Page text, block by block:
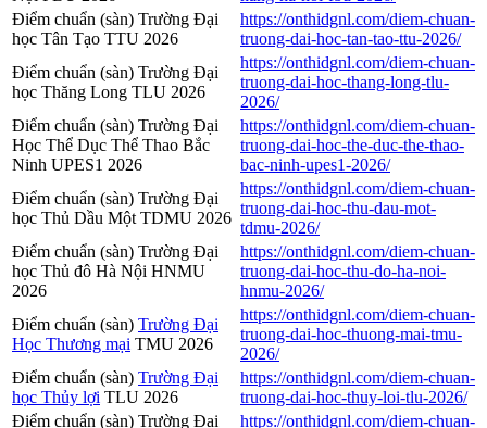
Điểm chuẩn (sàn) Trường Đại
học Tân Tạo TTU 2026
https://onthidgnl.com/diem-chuan-
truong-dai-hoc-tan-tao-ttu-2026/
Điểm chuẩn (sàn) Trường Đại
học Thăng Long TLU 2026
https://onthidgnl.com/diem-chuan-
truong-dai-hoc-thang-long-tlu-
2026/
Điểm chuẩn (sàn) Trường Đại
Học Thể Dục Thể Thao Bắc
Ninh UPES1 2026
https://onthidgnl.com/diem-chuan-
truong-dai-hoc-the-duc-the-thao-
bac-ninh-upes1-2026/
Điểm chuẩn (sàn) Trường Đại
học Thủ Dầu Một TDMU 2026
https://onthidgnl.com/diem-chuan-
truong-dai-hoc-thu-dau-mot-
tdmu-2026/
Điểm chuẩn (sàn) Trường Đại
học Thủ đô Hà Nội HNMU
2026
https://onthidgnl.com/diem-chuan-
truong-dai-hoc-thu-do-ha-noi-
hnmu-2026/
Điểm chuẩn (sàn) Trường Đại
Học Thương mại TMU 2026
https://onthidgnl.com/diem-chuan-
truong-dai-hoc-thuong-mai-tmu-
2026/
Điểm chuẩn (sàn) Trường Đại
học Thủy lợi TLU 2026
https://onthidgnl.com/diem-chuan-
truong-dai-hoc-thuy-loi-tlu-2026/
Điểm chuẩn (sàn) Trường Đại
https://onthidgnl.com/diem-chuan-